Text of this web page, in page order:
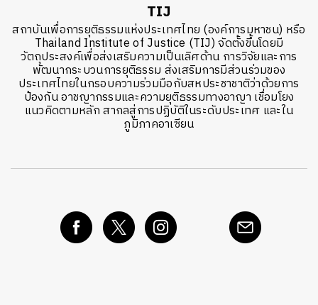
TIJ
สถาบันเพื่อการยุติธรรมแห่งประเทศไทย (องค์การมหาชน) หรือ
Thailand Institute of Justice (TIJ) จัดตั้งขึ้นโดยมี
วัตถุประสงค์เพื่อส่งเสริมความเป็นเลิศด้าน การวิจัยและการ
พัฒนากระบวนการยุติธรรม ส่งเสริมการมีส่วนร่วมของ
ประเทศไทยในกรอบความร่วมมือกับสหประชาชาติว่าด้วยการ
ป้องกัน อาชญากรรมและความยุติธรรมทางอาญา เชื่อมโยง
แนวคิดตามหลัก สากลสู่การปฏิบัติในระดับประเทศ และใน
ภูมิภาคอาเซียน